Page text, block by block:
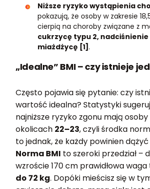
Niższe ryzyko wystąpienia
pokazują, że osoby w zakresie
cierpią na choroby związane z
cukrzycę typu 2, nadciśnienie
miażdżycę [1] .
„Idealne” BMI – czy istnieje
Często pojawia się pytanie: czy
wartość idealna? Statystyki
najniższe ryzyko zgonu mają osoby
okolicach 22–23, czyli środka
to jednak, że każdy powinien
Norma BMI to szeroki przedział –
wzroście 170 cm prawidłowa waga
do 72 kg. Dopóki mieścisz się w